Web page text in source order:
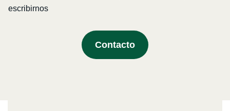
escribirnos
Contacto